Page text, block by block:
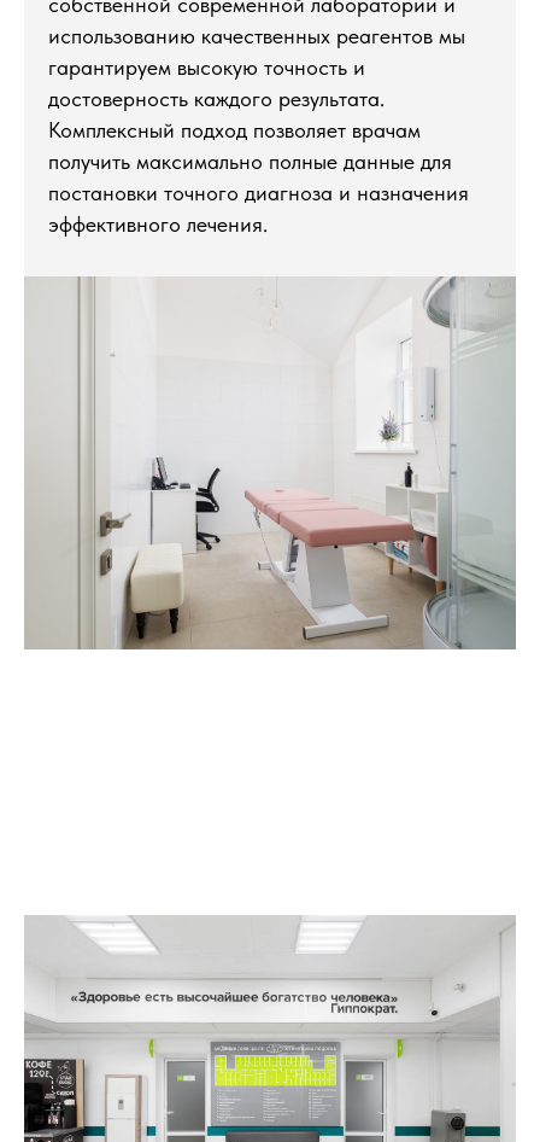
использованию качественных реагентов мы
гарантируем высокую точность и
достоверность каждого результата.
Комплексный подход позволяет врачам
получить максимально полные данные для
постановки точного диагноза и назначения
эффективного лечения.